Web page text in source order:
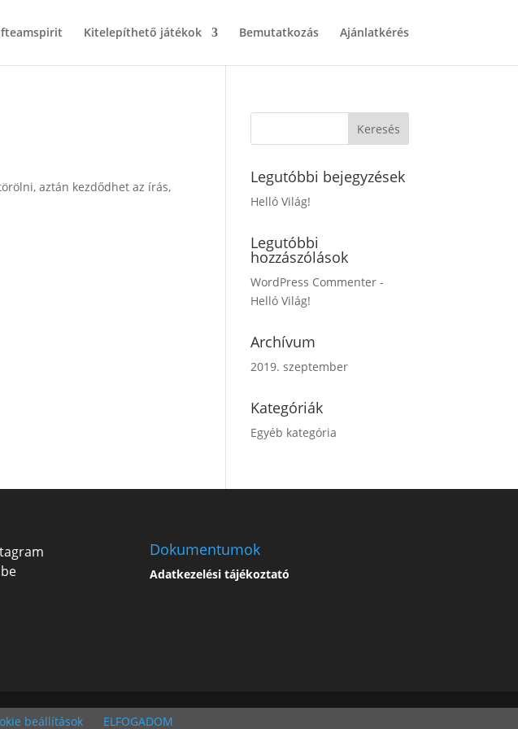
Kitelepíthető játékok Bemutatkozás Ajánlatkérés
aztán kezdődhet az írás,
Legutóbbi bejegyzések
Helló Világ!
Legutóbbi
hozzászólások
WordPress Commenter -
Helló Világ!
Archívum
2019. szeptember
Kategóriák
Egyéb kategória
Dokumentumok
Adatkezelési tájékoztató
beállítások ELFOGADOM